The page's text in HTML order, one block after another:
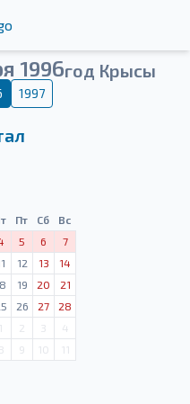
1996год Крысы
1997
Пт Сб
Вс
5 6
7
12 13
14
19 20
21
26 27
28
1 2 3
4
9 10 11